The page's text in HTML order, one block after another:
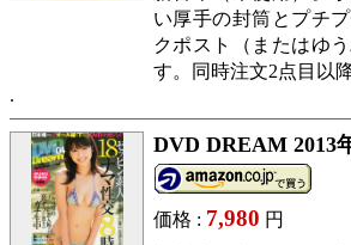
い厚手の封筒とプチ
クポスト（またはゆ
す。同時注文2点目以
DVD DREAM 2013
価格 : 7,980 円